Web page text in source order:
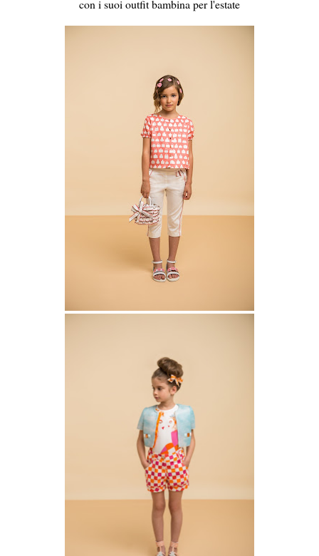
con i suoi outfit bambina per l'estate